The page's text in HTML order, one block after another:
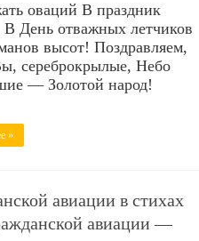
оваций В праздник
В День отважных летчиков
высот! Поздравляем,
сереброкрылые, Небо
— Золотой народ!
»
авиации в стихах
авиации —